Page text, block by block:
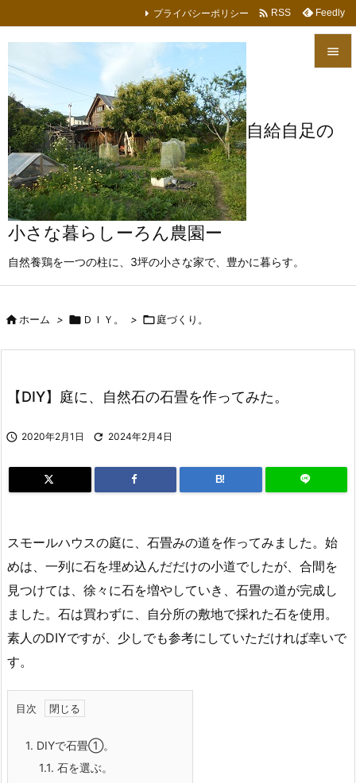
自給自足の
小さな暮らしーろん農園ー
自然養鶏を一つの柱に、3坪の小さな家で、豊かに暮らす。


サイド
プライバシーポリシー  RSS Feedly
ホーム >  ＤＩＹ。 > 庭づくり。
【DIY】庭に、自然石の石畳を作ってみた。
 2020年2月1日  2024年2月4日
B!
スモールハウスの庭に、石畳みの道を作ってみました。始
めは、一列に石を埋め込んだだけの小道でしたが、合間を
見つけては、徐々に石を増やしていき、石畳の道が完成し
ました。石は買わずに、自分所の敷地で採れた石を使用。
素人のDIYですが、少しでも参考にしていただければ幸いで
す。
目次
1. DIYで石畳①。
1.1. 石を選ぶ。